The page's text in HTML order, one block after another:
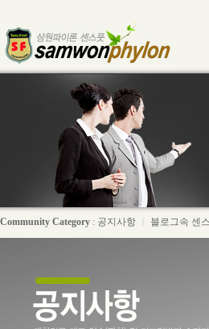
Community Category : 공지사항 블로그속 센